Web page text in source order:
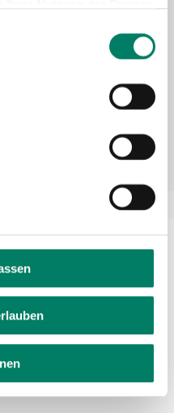
Feedback on accessibility